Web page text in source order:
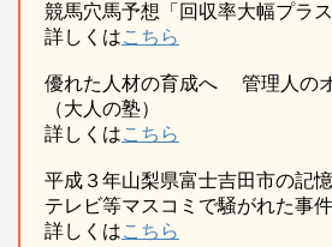
競馬穴馬予想「回収率大幅プラ
詳しくはこちら
優れた人材の育成へ 管理人の
（大人の塾）
詳しくはこちら
平成３年山梨県富士吉田市の記
テレビ等マスコミで騒がれた事
詳しくはこちら